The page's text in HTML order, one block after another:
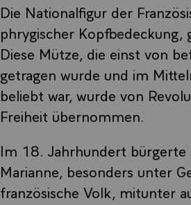
Die Nationalfigur der
phrygischer Kopfbedeckung,
Diese Mütze, die einst von
getragen wurde und im
beliebt war, wurde von
Freiheit übernommen.
Im 18. Jahrhundert
Marianne, besonders unter
französische Volk, mitunter